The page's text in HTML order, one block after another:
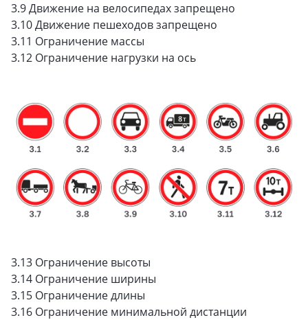
3.9 Движение на велосипедах запрещено
3.10 Движение пешеходов запрещено
3.11 Ограничение массы
3.12 Ограничение нагрузки на ось
3.13 Ограничение высоты
3.14 Ограничение ширины
3.15 Ограничение длины
3.16 Ограничение минимальной дистанции